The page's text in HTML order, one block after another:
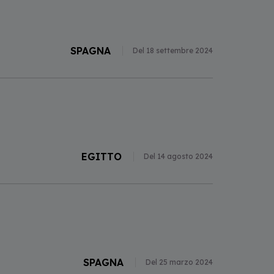
SPAGNA Del 18 settembre 2024
EGITTO Del 14 agosto 2024
SPAGNA Del 25 marzo 2024